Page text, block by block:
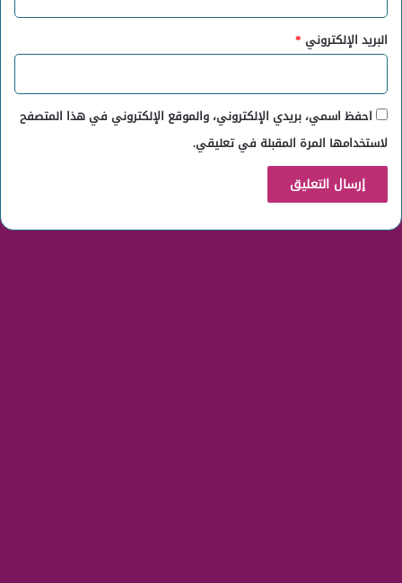
البريد الإلكتروني *
احفظ اسمي، بريدي الإلكتروني، والموقع الإلكتروني في هذا المتصفح
لاستخدامها المرة المقبلة في تعليقي.